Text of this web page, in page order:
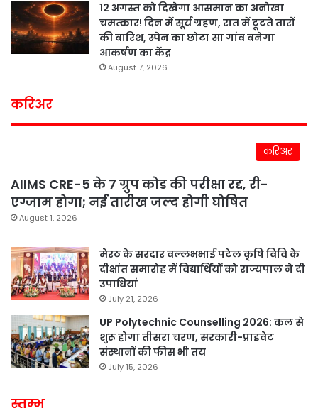
12 अगस्त को दिखेगा आसमान का अनोखा
चमत्कार! दिन में सूर्य ग्रहण, रात में टूटते तारों
की बारिश, स्पेन का छोटा सा गांव बनेगा
आकर्षण का केंद्र
August 7, 2026
करिअर
करिअर
AIIMS CRE-5 के 7 ग्रुप कोड की परीक्षा रद्द, री-
एग्जाम होगा; नई तारीख जल्द होगी घोषित
August 1, 2026
मेरठ के सरदार वल्लभभाई पटेल कृषि विवि के
दीक्षांत समारोह में विद्यार्थियों को राज्यपाल ने दी
उपाधियां
July 21, 2026
UP Polytechnic Counselling 2026: कल से
शुरू होगा तीसरा चरण, सरकारी-प्राइवेट
संस्थानों की फीस भी तय
July 15, 2026
स्तम्भ